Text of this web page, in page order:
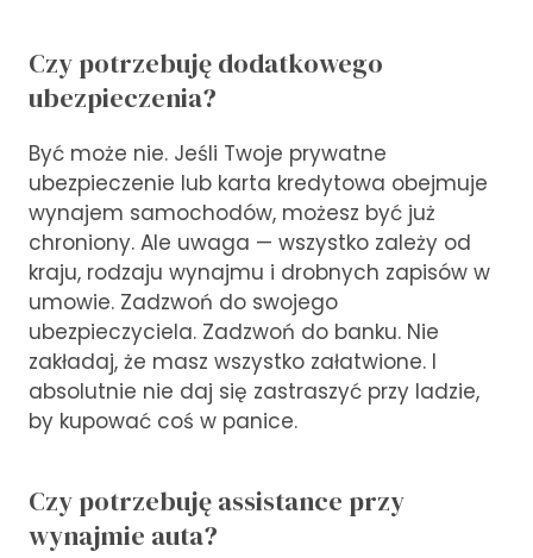
Czy potrzebuję dodatkowego
ubezpieczenia?
Być może nie. Jeśli Twoje prywatne
ubezpieczenie lub karta kredytowa obejmuje
wynajem samochodów, możesz być już
chroniony. Ale uwaga — wszystko zależy od
kraju, rodzaju wynajmu i drobnych zapisów w
umowie. Zadzwoń do swojego
ubezpieczyciela. Zadzwoń do banku. Nie
zakładaj, że masz wszystko załatwione. I
absolutnie nie daj się zastraszyć przy ladzie,
by kupować coś w panice.
Czy potrzebuję assistance przy
wynajmie auta?